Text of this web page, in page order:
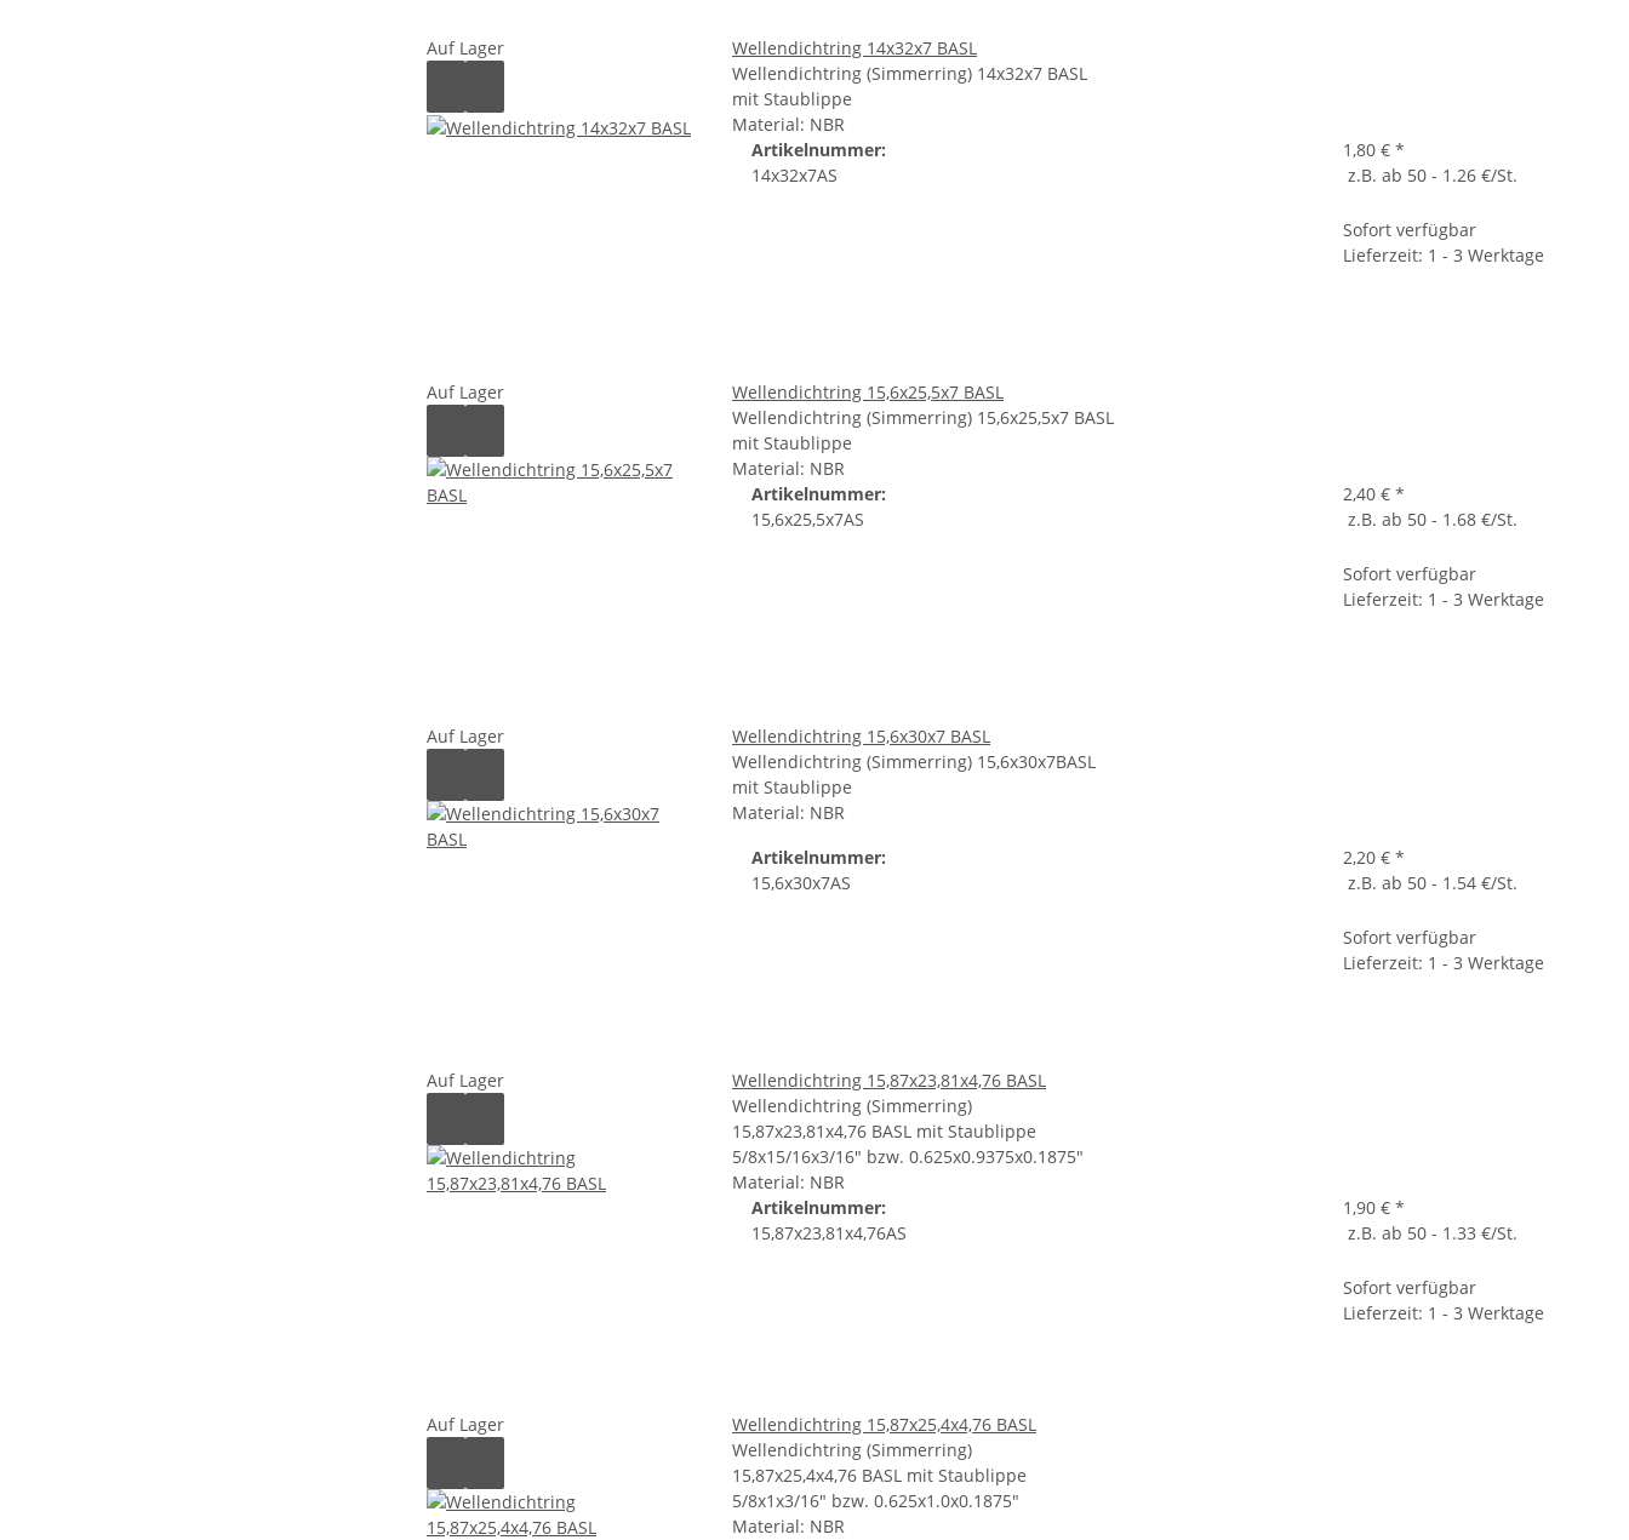
Auf Lager
Wellendichtring 14x32x7 BASL
Wellendichtring (Simmerring) 14x32x7 BASL
mit Staublippe
Material: NBR
Artikelnummer:
14x32x7AS
1,80 € *
z.B. ab 50 - 1.26 €/St.
Sofort verfügbar
Lieferzeit: 1 - 3 Werktage
Auf Lager
Wellendichtring 15,6x25,5x7 BASL
Wellendichtring (Simmerring) 15,6x25,5x7 BASL
mit Staublippe
Material: NBR
Artikelnummer:
15,6x25,5x7AS
2,40 € *
z.B. ab 50 - 1.68 €/St.
Sofort verfügbar
Lieferzeit: 1 - 3 Werktage
Auf Lager
Wellendichtring 15,6x30x7 BASL
Wellendichtring (Simmerring) 15,6x30x7BASL
mit Staublippe
Material: NBR
Artikelnummer:
15,6x30x7AS
2,20 € *
z.B. ab 50 - 1.54 €/St.
Sofort verfügbar
Lieferzeit: 1 - 3 Werktage
Auf Lager
Wellendichtring 15,87x23,81x4,76 BASL
Wellendichtring (Simmerring)
15,87x23,81x4,76 BASL mit Staublippe
5/8x15/16x3/16" bzw. 0.625x0.9375x0.1875"
Material: NBR
Artikelnummer:
15,87x23,81x4,76AS
1,90 € *
z.B. ab 50 - 1.33 €/St.
Sofort verfügbar
Lieferzeit: 1 - 3 Werktage
Auf Lager
Wellendichtring 15,87x25,4x4,76 BASL
Wellendichtring (Simmerring)
15,87x25,4x4,76 BASL mit Staublippe
5/8x1x3/16" bzw. 0.625x1.0x0.1875"
Material: NBR